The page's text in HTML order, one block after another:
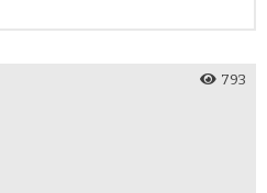
793